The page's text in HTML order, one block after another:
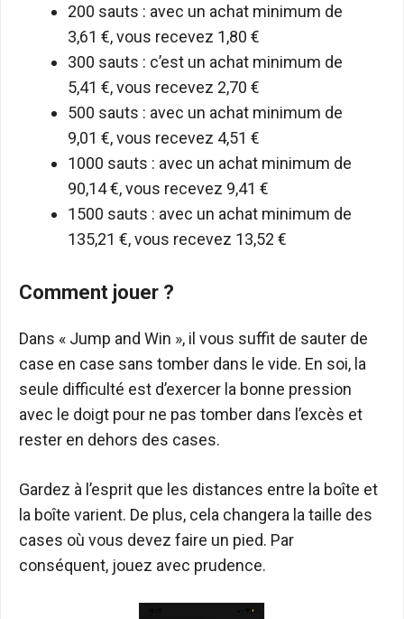
200 sauts : avec un achat minimum de
3,61 €, vous recevez 1,80 €
300 sauts : c’est un achat minimum de
5,41 €, vous recevez 2,70 €
500 sauts : avec un achat minimum de
9,01 €, vous recevez 4,51 €
1000 sauts : avec un achat minimum de
90,14 €, vous recevez 9,41 €
1500 sauts : avec un achat minimum de
135,21 €, vous recevez 13,52 €
Comment jouer ?
Dans « Jump and Win », il vous suffit de sauter de
case en case sans tomber dans le vide. En soi, la
seule difficulté est d’exercer la bonne pression
avec le doigt pour ne pas tomber dans l’excès et
rester en dehors des cases.
Gardez à l’esprit que les distances entre la boîte et
la boîte varient. De plus, cela changera la taille des
cases où vous devez faire un pied. Par
conséquent, jouez avec prudence.